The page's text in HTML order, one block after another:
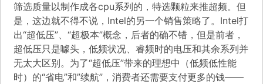
筛选质量以制作成各cpu系列的，特选颗粒来推超频。但
是，这边就不得不说，Intel的另一个销售策略了。Intel打
出“超低压”、“超极本”概念，后者的确不错，但是前者，
超低压只是噱头，低频状况、睿频时的电压和其余系列并
无太大区别。为了“超低压”带来的理想中（低频低性能
时）的“省电”和”续航”，消费者还需要支付更多的钱——